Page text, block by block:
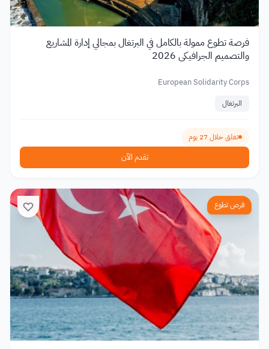
فرصة تطوع ممولة بالكامل في البرتغال بمجالي إدارة المشاريع
والتصميم الجرافيكي 2026
European Solidarity Corps
البرتغال
تغلق خلال 27 يوم
تقدم الآن
فرص تطوع